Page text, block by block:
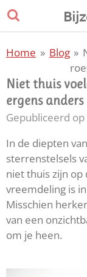
Ga
de
hoofdinhoud
Home » Blog »
Niet thuis
ergens anders
Gepubliceerd
In de diepten
sterrenstelsels
niet thuis zijn op
vreemdeling is
Misschien
van een
om je heen.